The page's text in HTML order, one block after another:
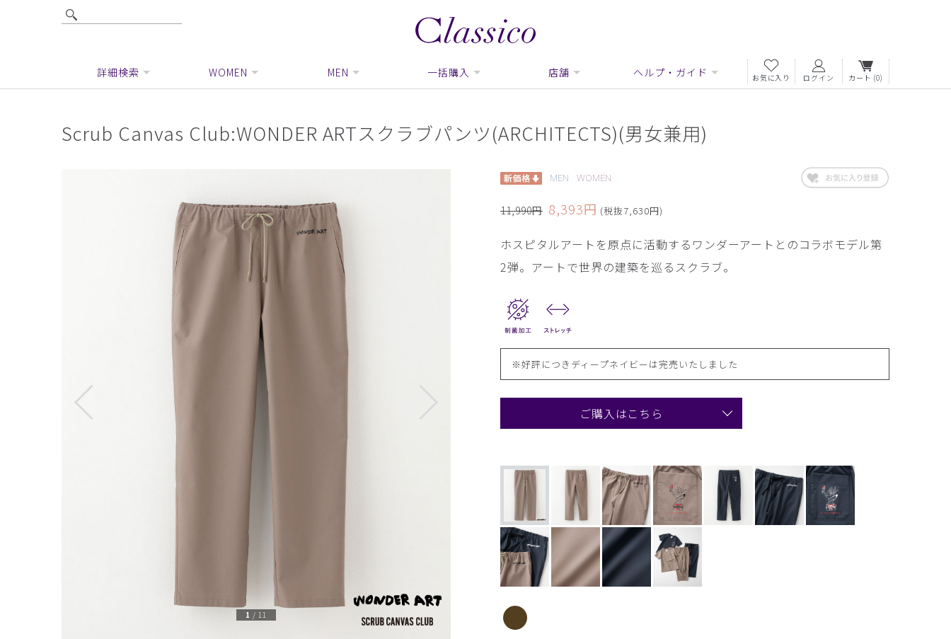
詳細検索 WOMEN MEN 一括購入 店舗 ヘルプ・ガイド お気に入り ログイン カート (0)
Scrub Canvas Club:WONDER ARTスクラブパンツ(ARCHITECTS)(男女兼用)
1 / 11
MEN WOMEN
11,990円 8,393円 (税抜7,630円)
ホスピタルアートを原点に活動するワンダーアートとのコラボモデル第
2弾。アートで世界の建築を巡るスクラブ。
※好評につきディープネイビーは完売いたしました
ご購入はこちら